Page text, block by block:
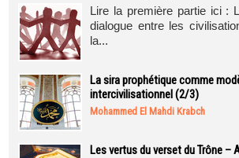
Lire la première partie ici :
dialogue entre les
la...
La sira prophétique comme
intercivilisationnel (2/3)
Mohammed El Mahdi Krabch
Les vertus du verset du Trône –